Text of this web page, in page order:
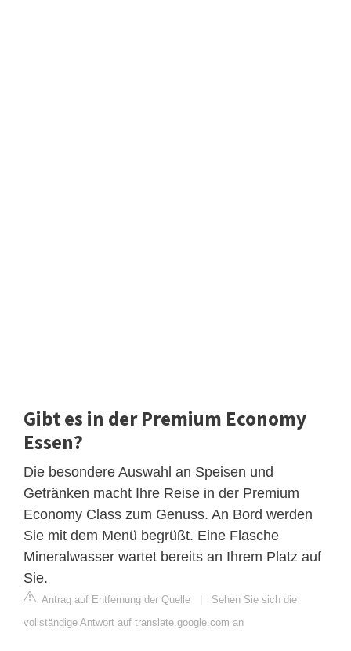
Gibt es in der Premium Economy
Essen?
Die besondere Auswahl an Speisen und
Getränken macht Ihre Reise in der Premium
Economy Class zum Genuss. An Bord werden
Sie mit dem Menü begrüßt. Eine Flasche
Mineralwasser wartet bereits an Ihrem Platz auf
Sie.
Antrag auf Entfernung der Quelle | Sehen Sie sich die
vollständige Antwort auf translate.google.com an